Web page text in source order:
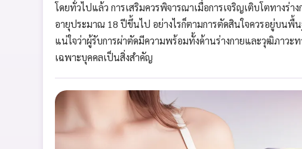
โดยทั่วไปแล้ว การเสริมควรพิจารณาเมื่อการเจริญเติบโตทางร่
อายุประมาณ 18 ปีขึ้นไป อย่างไรก็ตามการตัดสินใจควรอยู่บนพื้
แน่ใจว่าผู้รับการผ่าตัดมีความพร้อมทั้งด้านร่างกายและวุฒิภาว
เฉพาะบุคคลเป็นสิ่งสำคัญ